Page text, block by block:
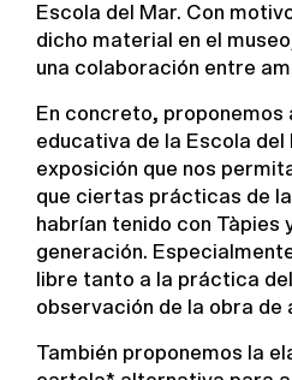
Escola del Mar. Con
dicho material en el
una colaboración entre
En concreto, proponemos
educativa de la Escola del
exposición que nos
que ciertas prácticas de
habrían tenido con Tàpies
generación.
libre tanto a la práctica
observación de la obra de
También proponemos la